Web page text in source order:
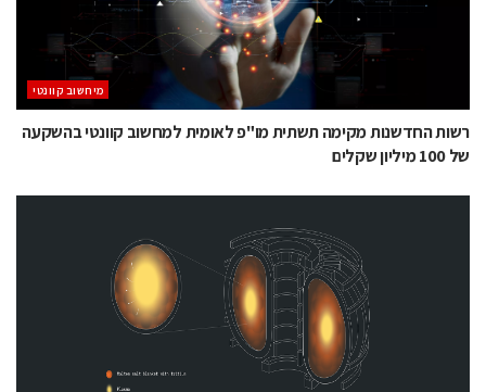
מיחשוב קוונטי
רשות החדשנות מקימה תשתית מו"פ לאומית למחשוב קוונטי בהשקעה
של 100 מיליון שקלים